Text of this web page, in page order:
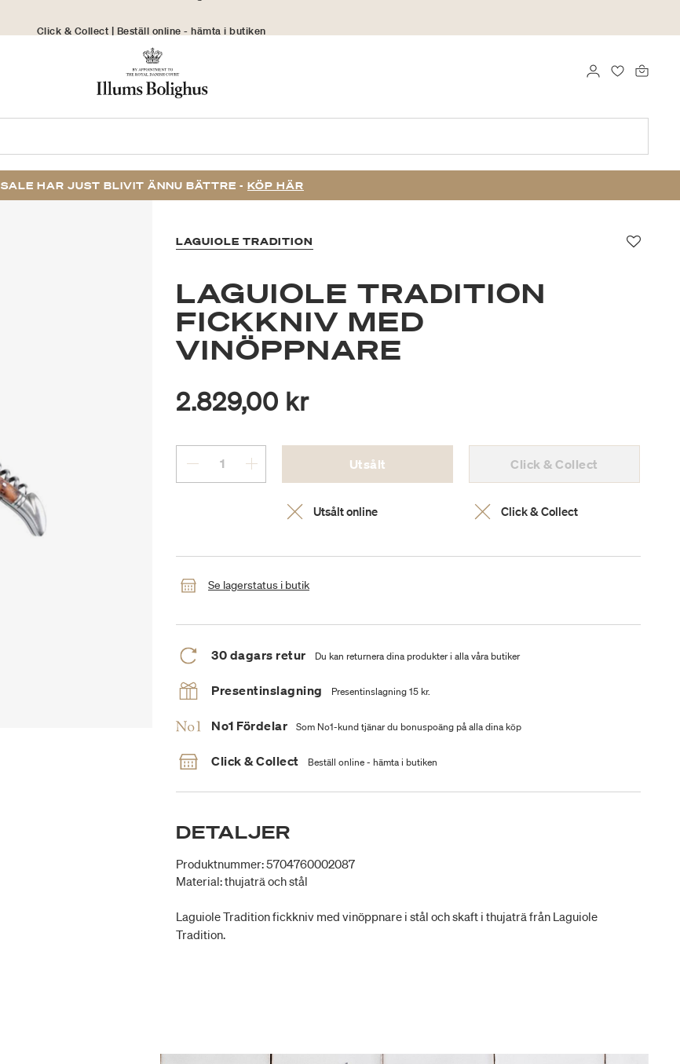
30 dagars returrätt
FAVORITER
LOGGA IN
SALE HAR JUST BLIVIT ÄNNU BÄTTRE - KÖP HÄR
LAGUIOLE TRADITION
LAGUIOLE TRADITION
FICKKNIV MED
VINÖPPNARE
2.829,00 kr
Utsålt Click & Collect
Utsålt online Click & Collect
Se lagerstatus i butik
30 dagars retur Du kan returnera dina produkter i alla våra butiker
Presentinslagning Presentinslagning 15 kr.
No1 Fördelar Som No1-kund tjänar du bonuspoäng på alla dina köp
Click & Collect Beställ online - hämta i butiken
DETALJER
Produktnummer: 5704760002087
Material: thujaträ och stål
Laguiole Tradition fickkniv med vinöppnare i stål och skaft i thujaträ från Laguiole
Tradition.